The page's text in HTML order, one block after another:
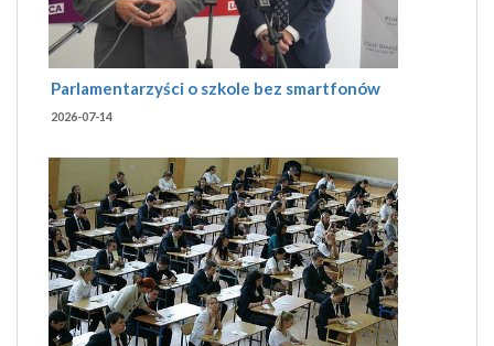
Parlamentarzyści o szkole bez smartfonów
2026-07-14